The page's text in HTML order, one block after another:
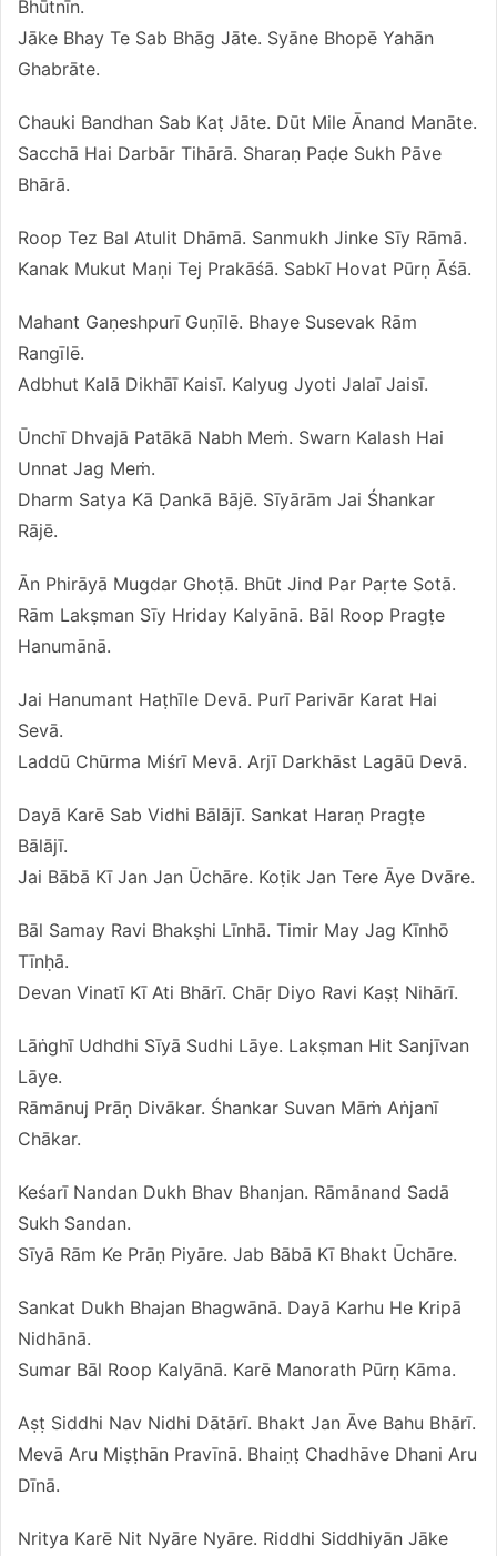
Bhūtnīn.
Jāke Bhay Te Sab Bhāg Jāte. Syāne Bhopē Yahān
Ghabrāte.
Chauki Bandhan Sab Kaṭ Jāte. Dūt Mile Ānand Manāte.
Sacchā Hai Darbār Tihārā. Sharaṇ Paḍe Sukh Pāve
Bhārā.
Roop Tez Bal Atulit Dhāmā. Sanmukh Jinke Sīy Rāmā.
Kanak Mukut Maṇi Tej Prakāśā. Sabkī Hovat Pūrṇ Āśā.
Mahant Gaṇeshpurī Guṇīlē. Bhaye Susevak Rām
Rangīlē.
Adbhut Kalā Dikhāī Kaisī. Kalyug Jyoti Jalaī Jaisī.
Ūnchī Dhvajā Patākā Nabh Meṁ. Swarn Kalash Hai
Unnat Jag Meṁ.
Dharm Satya Kā Ḍankā Bājē. Sīyārām Jai Śhankar
Rājē.
Ān Phirāyā Mugdar Ghoṭā. Bhūt Jind Par Paṛte Sotā.
Rām Lakṣman Sīy Hriday Kalyānā. Bāl Roop Pragṭe
Hanumānā.
Jai Hanumant Haṭhīle Devā. Purī Parivār Karat Hai
Sevā.
Laddū Chūrma Miśrī Mevā. Arjī Darkhāst Lagāū Devā.
Dayā Karē Sab Vidhi Bālājī. Sankat Haraṇ Pragṭe
Bālājī.
Jai Bābā Kī Jan Jan Ūchāre. Koṭik Jan Tere Āye Dvāre.
Bāl Samay Ravi Bhakṣhi Līnhā. Timir May Jag Kīnhō
Tīnḥā.
Devan Vinatī Kī Ati Bhārī. Chāṛ Diyo Ravi Kaṣṭ Nihārī.
Lāṅghī Udhdhi Sīyā Sudhi Lāye. Lakṣman Hit Sanjīvan
Lāye.
Rāmānuj Prāṇ Divākar. Śhankar Suvan Māṁ Aṅjanī
Chākar.
Keśarī Nandan Dukh Bhav Bhanjan. Rāmānand Sadā
Sukh Sandan.
Sīyā Rām Ke Prāṇ Piyāre. Jab Bābā Kī Bhakt Ūchāre.
Sankat Dukh Bhajan Bhagwānā. Dayā Karhu He Kripā
Nidhānā.
Sumar Bāl Roop Kalyānā. Karē Manorath Pūrṇ Kāma.
Aṣṭ Siddhi Nav Nidhi Dātārī. Bhakt Jan Āve Bahu Bhārī.
Mevā Aru Miṣṭhān Pravīnā. Bhaiṇṭ Chadhāve Dhani Aru
Dīnā.
Nritya Karē Nit Nyāre Nyāre. Riddhi Siddhiyān Jāke